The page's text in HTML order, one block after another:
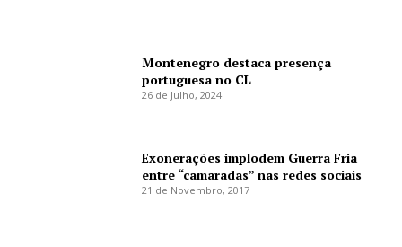
Montenegro destaca presença
portuguesa no CL
26 de Julho, 2024
Exonerações implodem Guerra Fria
entre “camaradas” nas redes sociais
21 de Novembro, 2017